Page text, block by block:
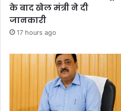
के बाद खेल मंत्री ने दी
जानकारी
17 hours ago